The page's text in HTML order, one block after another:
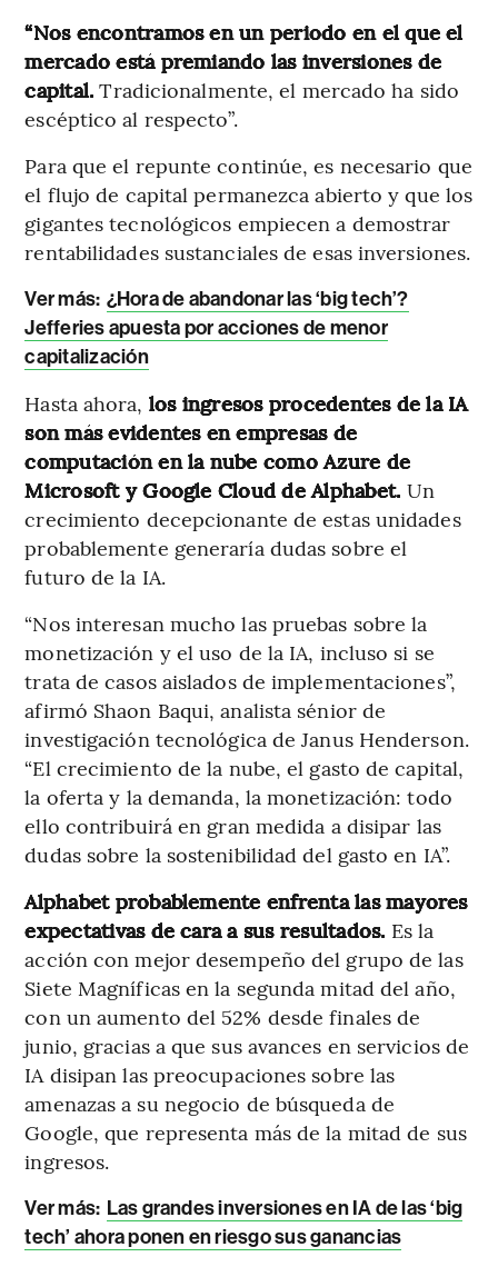
“Nos encontramos en un periodo en el que el
mercado está premiando las inversiones de
capital. Tradicionalmente, el mercado ha sido
escéptico al respecto”.
Para que el repunte continúe, es necesario que
el flujo de capital permanezca abierto y que los
gigantes tecnológicos empiecen a demostrar
rentabilidades sustanciales de esas inversiones.
Ver más: ¿Hora de abandonar las ‘big tech’?
Jefferies apuesta por acciones de menor
capitalización
Hasta ahora, los ingresos procedentes de la IA
son más evidentes en empresas de
computación en la nube como Azure de
Microsoft y Google Cloud de Alphabet. Un
crecimiento decepcionante de estas unidades
probablemente generaría dudas sobre el
futuro de la IA.
“Nos interesan mucho las pruebas sobre la
monetización y el uso de la IA, incluso si se
trata de casos aislados de implementaciones”,
afirmó Shaon Baqui, analista sénior de
investigación tecnológica de Janus Henderson.
“El crecimiento de la nube, el gasto de capital,
la oferta y la demanda, la monetización: todo
ello contribuirá en gran medida a disipar las
dudas sobre la sostenibilidad del gasto en IA”.
Alphabet probablemente enfrenta las mayores
expectativas de cara a sus resultados. Es la
acción con mejor desempeño del grupo de las
Siete Magníficas en la segunda mitad del año,
con un aumento del 52% desde finales de
junio, gracias a que sus avances en servicios de
IA disipan las preocupaciones sobre las
amenazas a su negocio de búsqueda de
Google, que representa más de la mitad de sus
ingresos.
Ver más: Las grandes inversiones en IA de las ‘big
tech’ ahora ponen en riesgo sus ganancias